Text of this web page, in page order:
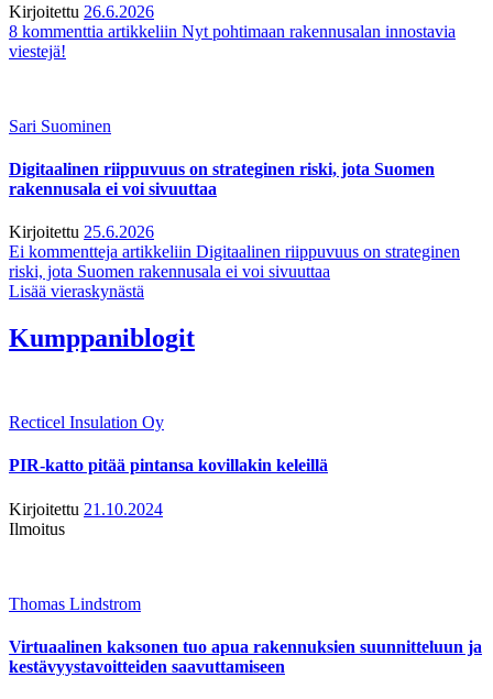
Kirjoitettu 26.6.2026
8 kommenttia artikkeliin Nyt pohtimaan rakennusalan innostavia
viestejä!
Sari Suominen
Digitaalinen riippuvuus on strateginen riski, jota Suomen
rakennusala ei voi sivuuttaa
Kirjoitettu 25.6.2026
Ei kommentteja artikkeliin Digitaalinen riippuvuus on strateginen
riski, jota Suomen rakennusala ei voi sivuuttaa
Lisää vieraskynästä
Kumppaniblogit
Recticel Insulation Oy
PIR-katto pitää pintansa kovillakin keleillä
Kirjoitettu 21.10.2024
Ilmoitus
Thomas Lindstrom
Virtuaalinen kaksonen tuo apua rakennuksien suunnitteluun ja
kestävyystavoitteiden saavuttamiseen